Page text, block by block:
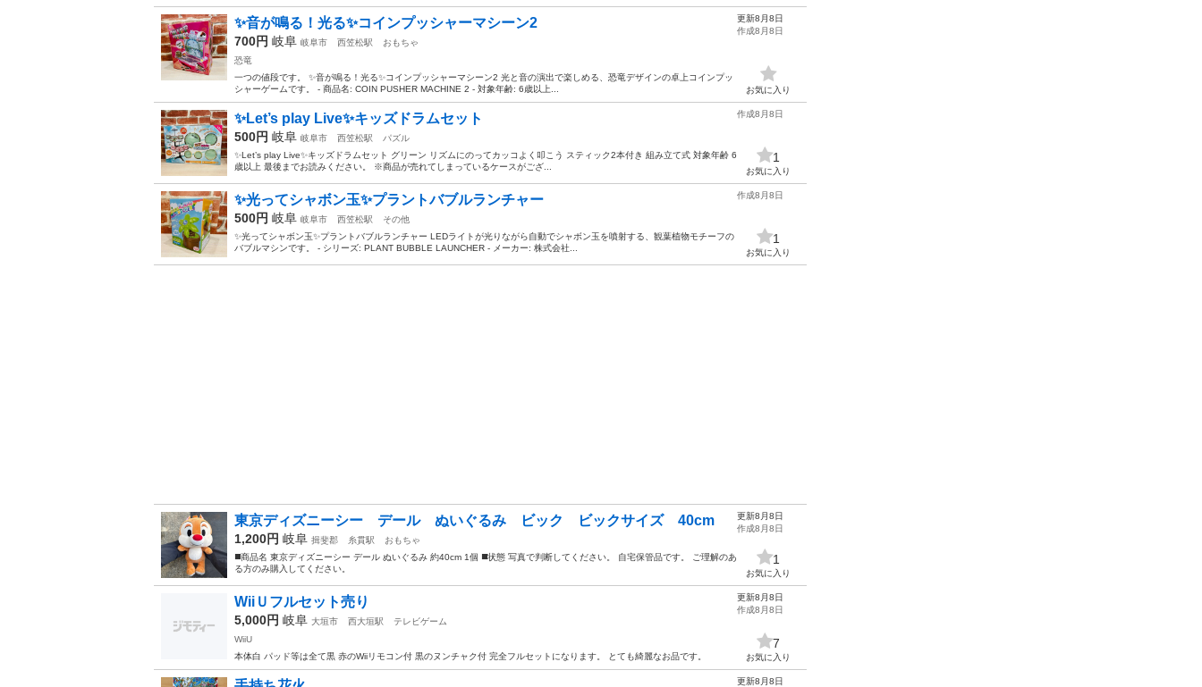
✨音が鳴る！光る✨コインプッシャーマシーン2
700円 岐阜 岐阜市 西笠松駅
おもちゃ
恐竜
一つの値段です。 ✨音が鳴る！光る✨コインプッシャーマシーン2 光と音の演出で楽しめる、恐竜デザインの卓上コインプッ
シャーゲームです。 - 商品名: COIN PUSHER MACHINE 2 - 対象年齢: 6歳以上...
更新8月8日
作成8月8日
お気に入り
✨Let’s play Live✨キッズドラムセット
500円 岐阜 岐阜市 西笠松駅
パズル
✨Let’s play Live✨キッズドラムセット グリーン リズムにのってカッコよく叩こう スティック2本付き 組み立て式 対象年齢 6
歳以上 最後までお読みください。 ※商品が売れてしまっているケースがござ...
作成8月8日
1
お気に入り
✨光ってシャボン玉✨プラントバブルランチャー
500円 岐阜 岐阜市 西笠松駅
その他
✨光ってシャボン玉✨プラントバブルランチャー LEDライトが光りながら自動でシャボン玉を噴射する、観葉植物モチーフの
バブルマシンです。 - シリーズ: PLANT BUBBLE LAUNCHER - メーカー: 株式会社...
作成8月8日
1
お気に入り
東京ディズニーシー デール ぬいぐるみ ビック ビックサイズ 40cm
1,200円 岐阜 揖斐郡 糸貫駅
おもちゃ
◼️商品名 東京ディズニーシー デール ぬいぐるみ 約40cm 1個 ◼️状態 写真で判断してください。 自宅保管品です。 ご理解のあ
る方のみ購入してください。
更新8月8日
作成8月8日
1
お気に入り
WiiＵフルセット売り
5,000円 岐阜 大垣市 西大垣駅
テレビゲーム
WiiU
本体白 パッド等は全て黒 赤のWiiリモコン付 黒のヌンチャク付 完全フルセットになります。 とても綺麗なお品です。
更新8月8日
作成8月8日
7
お気に入り
更新8月8日